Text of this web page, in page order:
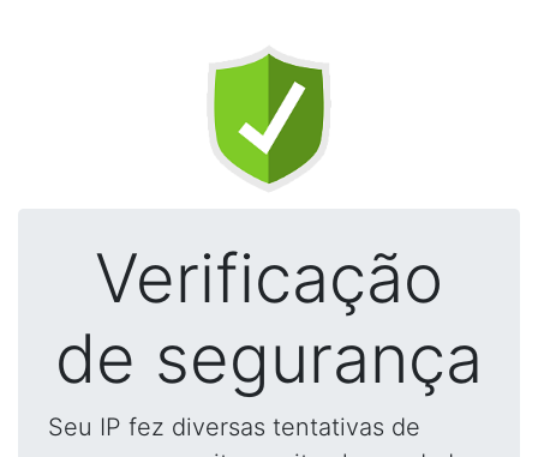
Verificação
de segurança
Seu IP fez diversas tentativas de